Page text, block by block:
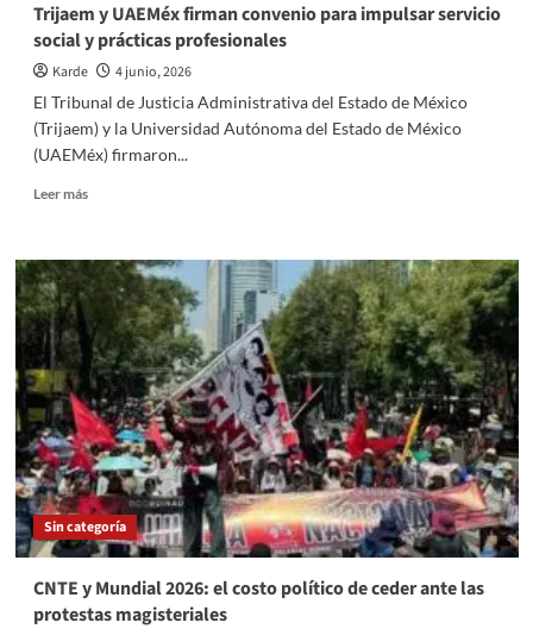
Estados
Unidos
Trijaem y UAEMéx firman convenio para impulsar servicio
social y prácticas profesionales
Karde
4 junio, 2026
El Tribunal de Justicia Administrativa del Estado de México
(Trijaem) y la Universidad Autónoma del Estado de México
(UAEMéx) firmaron...
Leer másRead
Trijaem
y
UAEMéx
firman
convenio
para
impulsar
servicio
social
y
prácticas
profesionales
Sin categoría
CNTE y Mundial 2026: el costo político de ceder ante las
protestas magisteriales